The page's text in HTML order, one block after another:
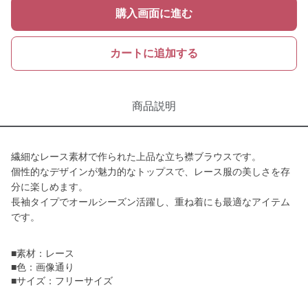
購入画面に進む
カートに追加する
商品説明
繊細なレース素材で作られた上品な立ち襟ブラウスです。
個性的なデザインが魅力的なトップスで、レース服の美しさを存
分に楽しめます。
長袖タイプでオールシーズン活躍し、重ね着にも最適なアイテム
です。
■素材：レース
■色：画像通り
■サイズ：フリーサイズ